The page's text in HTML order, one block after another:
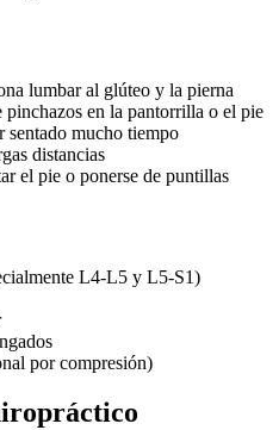
lumbar al glúteo y la pierna
en la pantorrilla o el pie
sentado mucho tiempo
distancias
el pie o ponerse de puntillas
L4-L5 y L5-S1)
por compresión)